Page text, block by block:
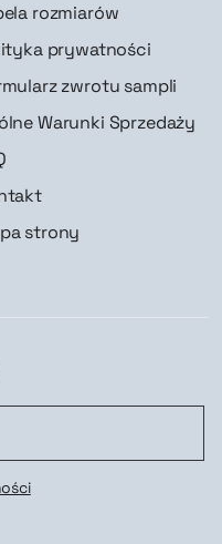
rozmiarów
prywatności
zwrotu sampli
Warunki Sprzedaży
strony